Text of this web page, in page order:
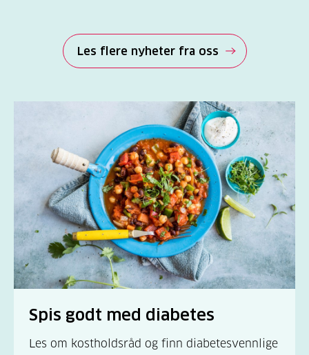
Les flere nyheter fra oss
Spis godt med diabetes
Les om kostholdsråd og finn diabetesvennlige